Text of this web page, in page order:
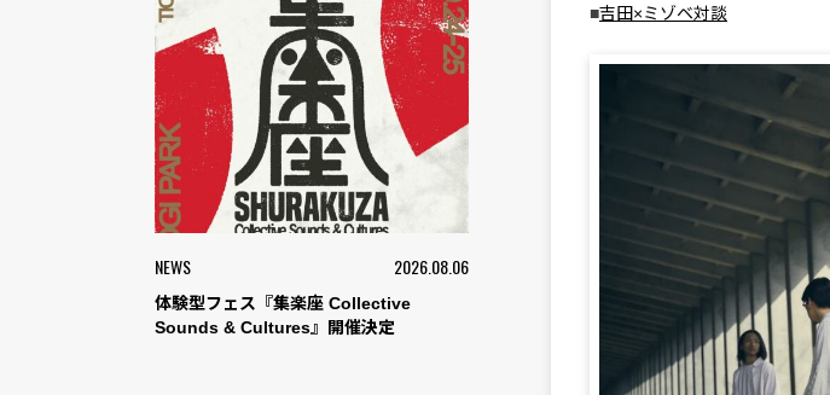
NEWS 2026.08.06
体験型フェス『集楽座 Collective
Sounds & Cultures』開催決定
■吉田×ミゾベ対談